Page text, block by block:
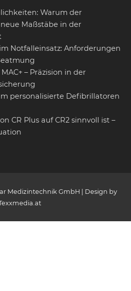
Warum der
Maßstäbe in der
Notfalleinsatz: Anforderungen
– Präzision in der
personalisierte Defibrillatoren
CR Plus auf CR2 sinnvoll ist –
Medizintechnik GmbH | Design by